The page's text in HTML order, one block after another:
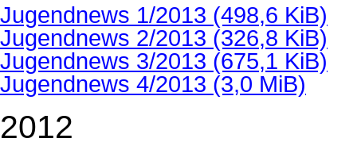
Jugendnews 1/2013 (498,6 KiB)
Jugendnews 2/2013 (326,8 KiB)
Jugendnews 3/2013 (675,1 KiB)
Jugendnews 4/2013 (3,0 MiB)
2012